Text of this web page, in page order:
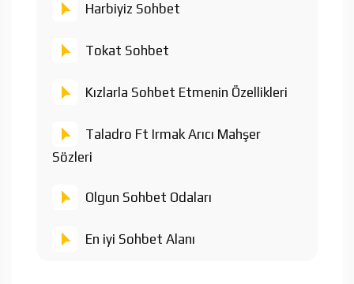
Harbiyiz Sohbet
Tokat Sohbet
Kızlarla Sohbet Etmenin Özellikleri
Taladro Ft Irmak Arıcı Mahşer
Sözleri
Olgun Sohbet Odaları
En iyi Sohbet Alanı